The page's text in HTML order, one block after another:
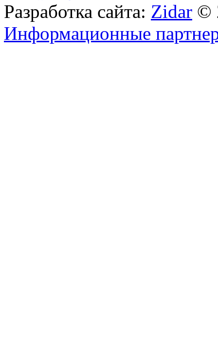
Разработка сайта: Zidar ©
Информационные